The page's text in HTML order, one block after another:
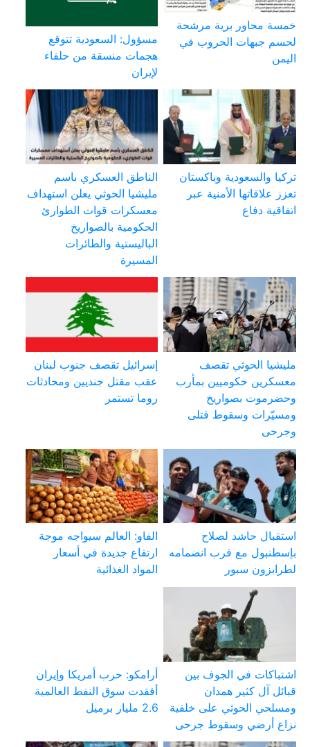
خمسة محاور برية مرشحة
لحسم جبهات الحروب في
اليمن
مسؤول: السعودية تتوقع
هجمات منسقة من حلفاء
لإيران
تركيا والسعودية وباكستان
تعزز علاقاتها الأمنية عبر
اتفاقية دفاع
الناطق العسكري باسم
مليشيا الحوثي يعلن استهداف
معسكرات قوات الطوارئ
الحكومية بالصواريخ
الباليستية والطائرات
المسيرة
مليشيا الحوثي تقصف
معسكرين حكوميين بمأرب
وحضرموت بصواريخ
ومسيّرات وسقوط قتلى
وجرحى
إسرائيل تقصف جنوب لبنان
عقب مقتل جنديين ومحادثات
روما تستمر
استقبال حاشد لصلاح
بإسطنبول مع قرب انضمامه
لطرابزون سبور
الفاو: العالم سيواجه موجة
ارتفاع جديدة في أسعار
المواد الغذائية
اشتباكات في الجوف بين
قبائل آل كثير همدان
ومسلحي الحوثي على خلفية
نزاع أرضي وسقوط جرحى
أرامكو: حرب أمريكا وإيران
أفقدت سوق النفط العالمية
2.6 مليار برميل